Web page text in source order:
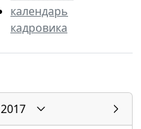
календарь
кадровика
2017